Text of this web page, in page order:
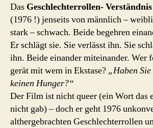
Das Geschlechterrollen- Verständnis
(1976 !) jenseits von männlich –
stark – schwach. Beide begehren
Er schlägt sie. Sie verlässt ihn. Sie
ihn. Beide einander miteinander. Wer
gerät mit wem in Ekstase? „Haben
keinen Hunger?“
Der Film ist nicht queer (ein Wort das
nicht gab) – doch er geht 1976
althergebrachten Geschlechterrollen